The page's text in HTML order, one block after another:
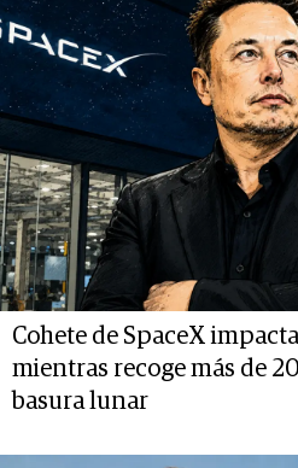
Cohete de SpaceX
mientras recoge más de
basura lunar